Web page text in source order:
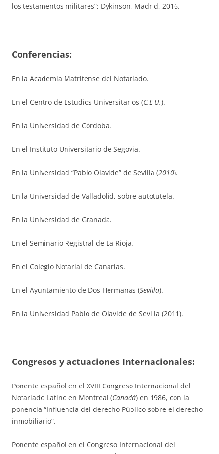
los testamentos militares”; Dykinson, Madrid, 2016.
Conferencias:
En la Academia Matritense del Notariado.
En el Centro de Estudios Universitarios (C.E.U.).
En la Universidad de Córdoba.
En el Instituto Universitario de Segovia.
En la Universidad “Pablo Olavide” de Sevilla (2010).
En la Universidad de Valladolid, sobre autotutela.
En la Universidad de Granada.
En el Seminario Registral de La Rioja.
En el Colegio Notarial de Canarias.
En el Ayuntamiento de Dos Hermanas (Sevilla).
En la Universidad Pablo de Olavide de Sevilla (2011).
Congresos y actuaciones Internacionales:
Ponente español en el XVIII Congreso Internacional del
Notariado Latino en Montreal (Canadá) en 1986, con la
ponencia “Influencia del derecho Público sobre el derecho
inmobiliario”.
Ponente español en el Congreso Internacional del